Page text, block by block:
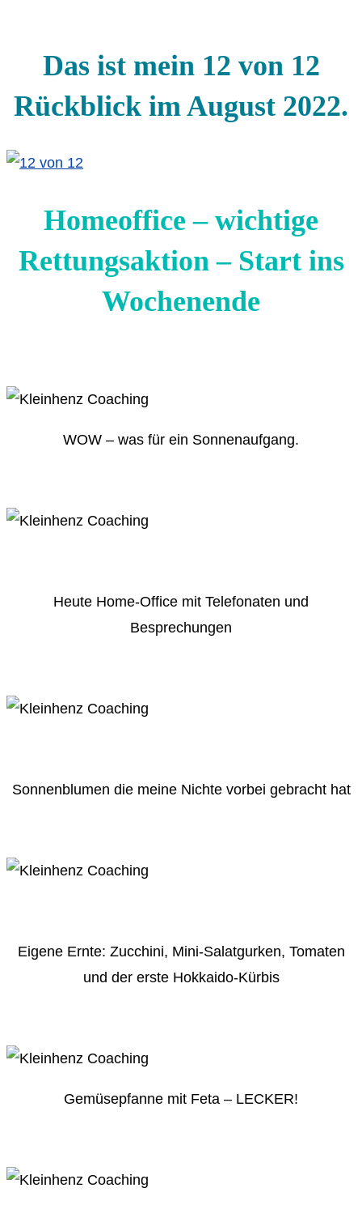
Das ist mein 12 von 12
Rückblick im August 2022.
Homeoffice – wichtige
Rettungsaktion – Start ins
Wochenende
WOW – was für ein Sonnenaufgang.
Heute Home-Office mit Telefonaten und
Besprechungen
Sonnenblumen die meine Nichte vorbei gebracht hat
Eigene Ernte: Zucchini, Mini-Salatgurken, Tomaten
und der erste Hokkaido-Kürbis
Gemüsepfanne mit Feta – LECKER!